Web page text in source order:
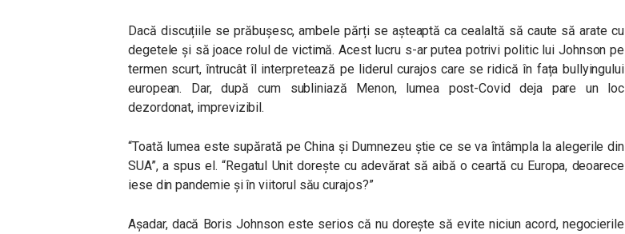
Dacă discuțiile se prăbușesc, ambele părți se așteaptă ca cealaltă să caute să arate cu
degetele și să joace rolul de victimă. Acest lucru s-ar putea potrivi politic lui Johnson pe
termen scurt, întrucât îl interpretează pe liderul curajos care se ridică în fața bullyingului
european. Dar, după cum subliniază Menon, lumea post-Covid deja pare un loc
dezordonat, imprevizibil.
“Toată lumea este supărată pe China și Dumnezeu știe ce se va întâmpla la alegerile din
SUA”, a spus el. “Regatul Unit dorește cu adevărat să aibă o ceartă cu Europa, deoarece
iese din pandemie și în viitorul său curajos?”
Așadar, dacă Boris Johnson este serios că nu dorește să evite niciun acord, negocierile